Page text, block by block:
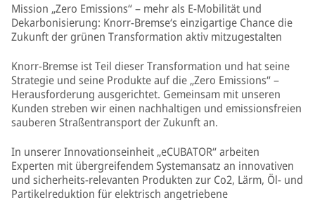
Mission „Zero Emissions“ – mehr als E-Mobilität und
Dekarbonisierung: Knorr-Bremse‘s einzigartige Chance die
Zukunft der grünen Transformation aktiv mitzugestalten
Knorr-Bremse ist Teil dieser Transformation und hat seine
Strategie und seine Produkte auf die „Zero Emissions“ –
Herausforderung ausgerichtet. Gemeinsam mit unseren
Kunden streben wir einen nachhaltigen und emissionsfreien
sauberen Straßentransport der Zukunft an.
In unserer Innovationseinheit „eCUBATOR“ arbeiten
Experten mit übergreifendem Systemansatz an innovativen
und sicherheits-relevanten Produkten zur Co2, Lärm, Öl- und
Partikelreduktion für elektrisch angetriebene